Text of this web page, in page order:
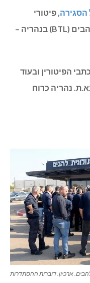
, פיטורי
העובדים וסגירת מפעל טכנולוגיות להבים (BTL) בנהריה –
הפיטורין ובעוד
נהריה כרוח
ארכיון. דוברות ההסתדרות